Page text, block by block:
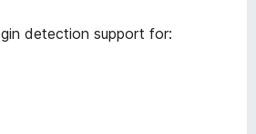
detection support for: